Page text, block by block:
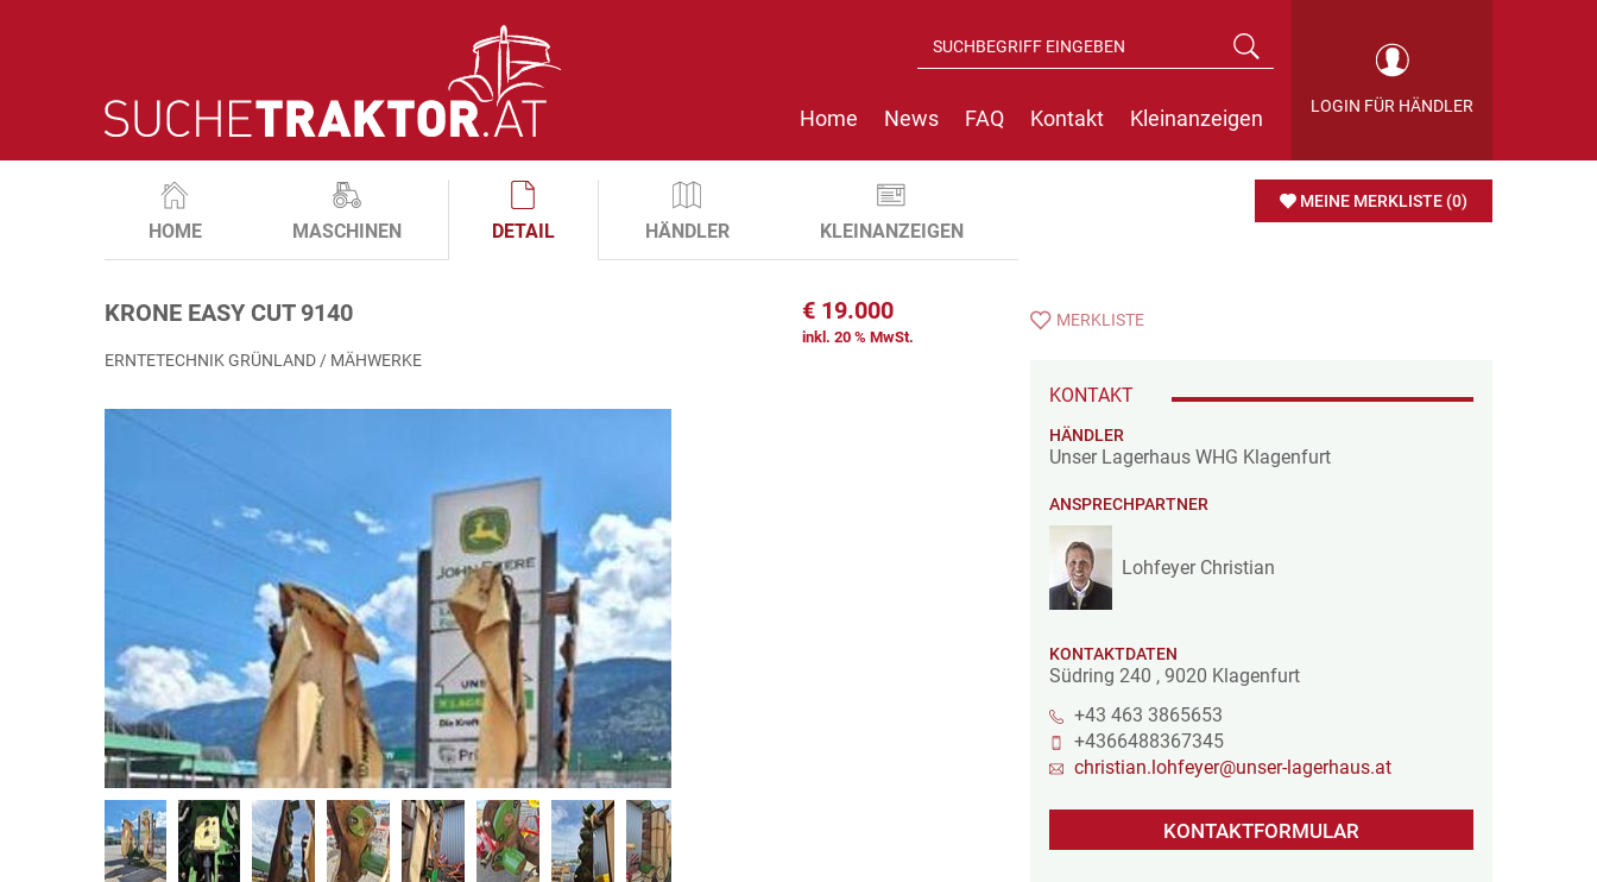
LOGIN FÜR HÄNDLER
Home News FAQ Kontakt Kleinanzeigen
MEINE MERKLISTE (0)
HOME MASCHINEN DETAIL HÄNDLER KLEINANZEIGEN
KRONE EASY CUT 9140 € 19.000
inkl. 20 % MwSt.
ERNTETECHNIK GRÜNLAND / MÄHWERKE
MERKLISTE
KONTAKT
HÄNDLER
Unser Lagerhaus WHG Klagenfurt
ANSPRECHPARTNER
Lohfeyer Christian
KONTAKTDATEN
Südring 240 , 9020 Klagenfurt
+43 463 3865653
+4366488367345
christian.lohfeyer@unser-lagerhaus.at
KONTAKTFORMULAR